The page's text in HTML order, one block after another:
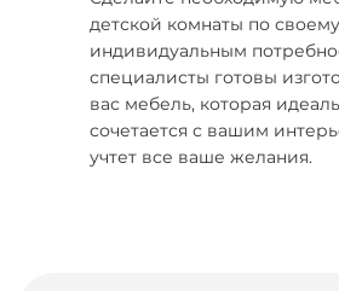
детской комнаты по
индивидуальным
специалисты готовы
вас мебель, которая
сочетается с вашим
учтет все ваше желания.